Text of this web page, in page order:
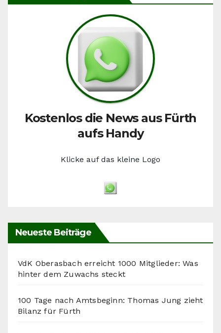
Kostenlos die News aus Fürth
aufs Handy
Klicke auf das kleine Logo
Neueste Beiträge
VdK Oberasbach erreicht 1000 Mitglieder: Was
hinter dem Zuwachs steckt
100 Tage nach Amtsbeginn: Thomas Jung zieht
Bilanz für Fürth